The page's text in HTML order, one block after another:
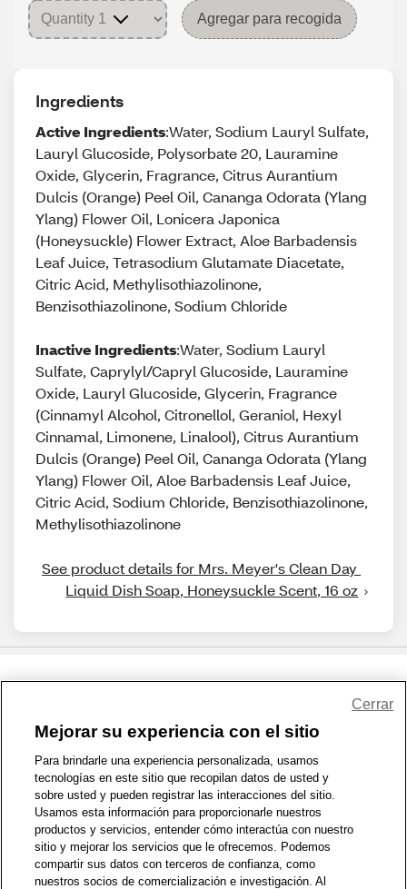
Agregar para recogida
Ingredients
Active Ingredients:Water, Sodium Lauryl Sulfate,
Lauryl Glucoside, Polysorbate 20, Lauramine
Oxide, Glycerin, Fragrance, Citrus Aurantium
Dulcis (Orange) Peel Oil, Cananga Odorata (Ylang
Ylang) Flower Oil, Lonicera Japonica
(Honeysuckle) Flower Extract, Aloe Barbadensis
Leaf Juice, Tetrasodium Glutamate Diacetate,
Citric Acid, Methylisothiazolinone,
Benzisothiazolinone, Sodium Chloride
Inactive Ingredients:Water, Sodium Lauryl
Sulfate, Caprylyl/Capryl Glucoside, Lauramine
Oxide, Lauryl Glucoside, Glycerin, Fragrance
(Cinnamyl Alcohol, Citronellol, Geraniol, Hexyl
Cinnamal, Limonene, Linalool), Citrus Aurantium
Dulcis (Orange) Peel Oil, Cananga Odorata (Ylang
Ylang) Flower Oil, Aloe Barbadensis Leaf Juice,
Citric Acid, Sodium Chloride, Benzisothiazolinone,
Methylisothiazolinone
See product details for Mrs. Meyer's Clean Day
Liquid Dish Soap, Honeysuckle Scent, 16 oz
1-800-679-9691 | Contáctenos | Términos de Uso | Accesibilidad
Política de Privacidad | WA Privacy Policy | Mapa del sitio
Zona de Bienestar | © 1999 - 2026 CVS.com
Mejorar su experiencia con el sitio
Para brindarle una experiencia personalizada, usamos
tecnologías en este sitio que recopilan datos de usted y
sobre usted y pueden registrar las interacciones del sitio.
Usamos esta información para proporcionarle nuestros
productos y servicios, entender cómo interactúa con nuestro
sitio y mejorar los servicios que le ofrecemos. Podemos
compartir sus datos con terceros de confianza, como
nuestros socios de comercialización e investigación. Al
Cerrar